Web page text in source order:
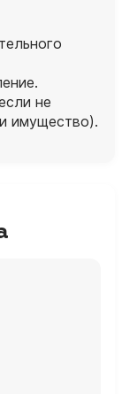
не
имущество).